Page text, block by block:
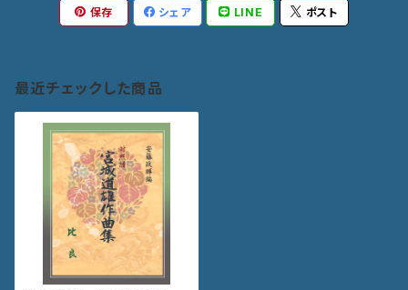
保存 シェア LINE ポスト
最近チェックした商品